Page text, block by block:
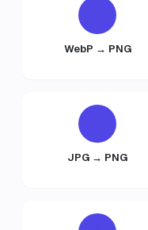
WebP → PNG
JPG → PNG